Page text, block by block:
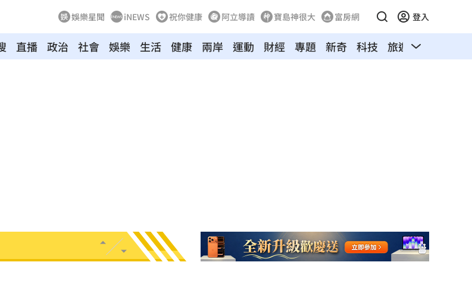
娛樂星聞 iNEWS 祝你健康 阿立導讀 寶島神很大 富房網 登入
直播 政治 社會 娛樂 生活 健康 兩岸 運動 財經 專題 新奇 科技 旅遊 汽車